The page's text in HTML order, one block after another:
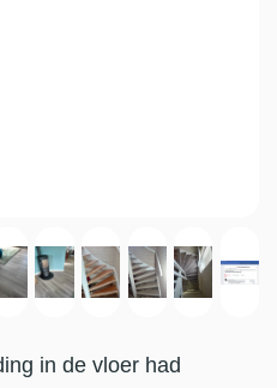
in de vloer had